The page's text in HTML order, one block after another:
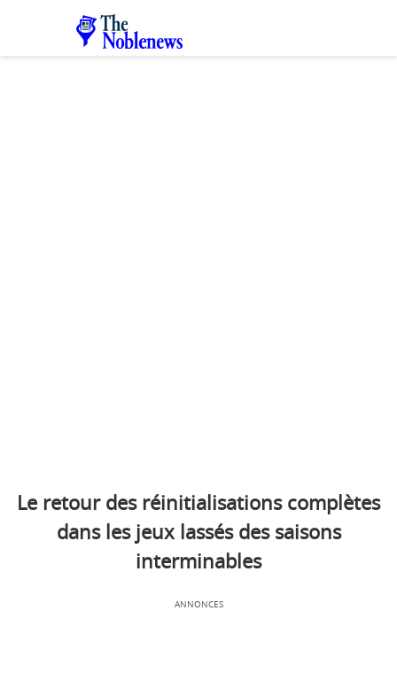
Le retour des réinitialisations complètes
dans les jeux lassés des saisons
interminables
ANNONCES